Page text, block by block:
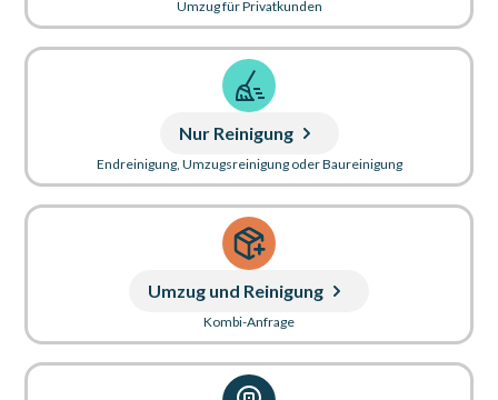
Umzug für Privatkunden
Nur Reinigung
Endreinigung, Umzugsreinigung oder Baureinigung
Umzug und Reinigung
Kombi-Anfrage